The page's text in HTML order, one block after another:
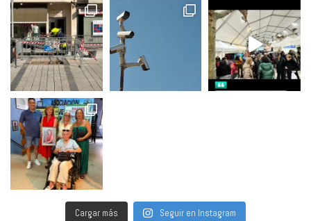
Cargar más Seguir en Instagram